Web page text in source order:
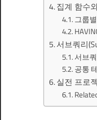
집계 함수
그룹
서브쿼리
서브
공통
실전 프로